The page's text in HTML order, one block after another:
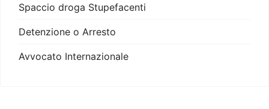
Spaccio droga Stupefacenti
Detenzione o Arresto
Avvocato Internazionale